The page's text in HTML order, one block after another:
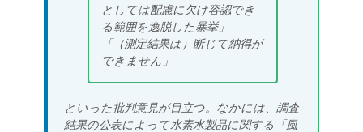
としては配慮に欠け容認でき
る範囲を逸脱した暴挙」
「（測定結果は）断じて納得が
できません」
といった批判意見が目立つ。なかには、調査
結果の公表によって水素水製品に関する「風